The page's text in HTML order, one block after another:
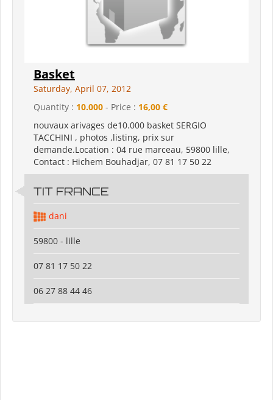
Basket
Saturday, April 07, 2012
Quantity : 10.000 - Price : 16,00 €
nouvaux arivages de10.000 basket SERGIO
TACCHINI , photos ,listing, prix sur
demande.Location : 04 rue marceau, 59800 lille,
Contact : Hichem Bouhadjar, 07 81 17 50 22
TIT FRANCE
dani
59800 - lille
07 81 17 50 22
06 27 88 44 46